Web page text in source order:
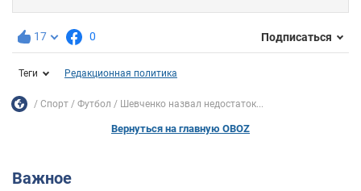
17 0 Подписаться
Теги Редакционная политика
Спорт Футбол Шевченко назвал недостаток...
Вернуться на главную OBOZ
Важное